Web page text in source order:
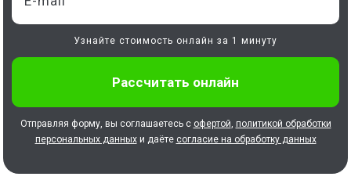
Узнайте стоимость онлайн за 1 минуту
Отправляя форму, вы соглашаетесь с офертой, политикой обработки
персональных данныхи даёте согласие на обработку данных